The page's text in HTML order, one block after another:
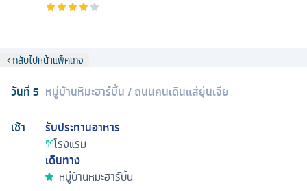
กลับไปหน้าแพ็คเกจ
วันที่5 หมู่บ้านหิมะฮาร์บิ้น /ถนนคนเดินแส่ยุ่นเจีย
เช้า
รับประทานอาหาร
โรงแรม
เดินทาง
หมู่บ้านหิมะฮาร์บิ้น